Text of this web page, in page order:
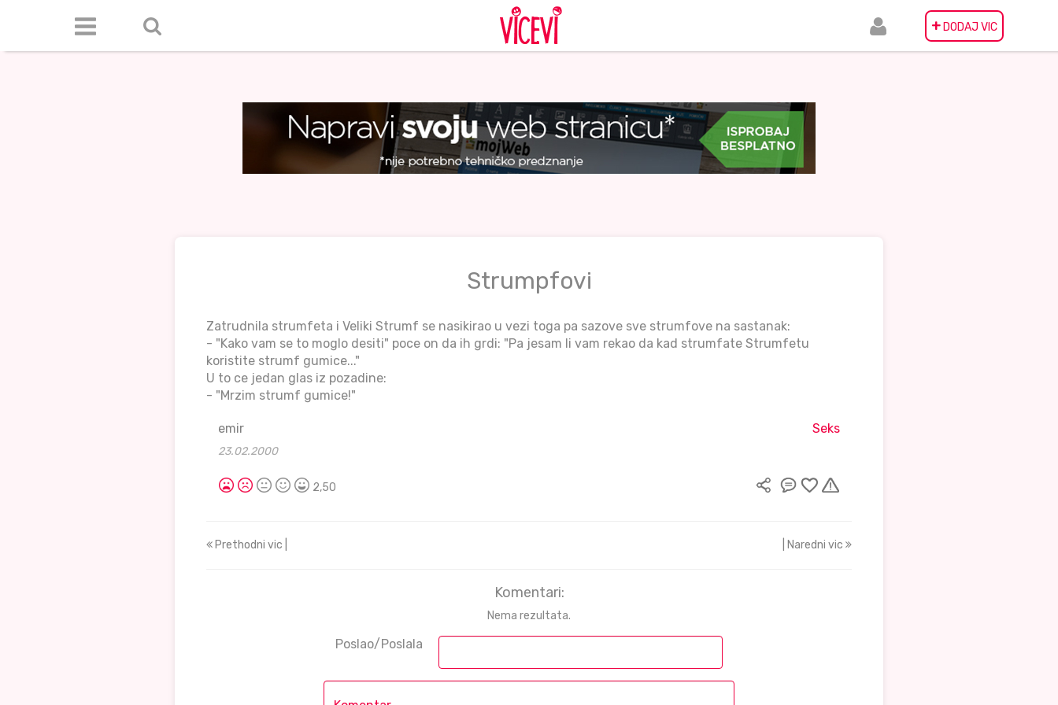
+ DODAJ VIC
Strumpfovi
Zatrudnila strumfeta i Veliki Strumf se nasikirao u vezi toga pa sazove sve strumfove na sastanak:
- "Kako vam se to moglo desiti" poce on da ih grdi: "Pa jesam li vam rekao da kad strumfate Strumfetu
koristite strumf gumice..."
U to ce jedan glas iz pozadine:
- "Mrzim strumf gumice!"
emir
23.02.2000
Seks
2,50
Prethodni vic | | Naredni vic
Komentari:
Nema rezultata.
Poslao/Poslala